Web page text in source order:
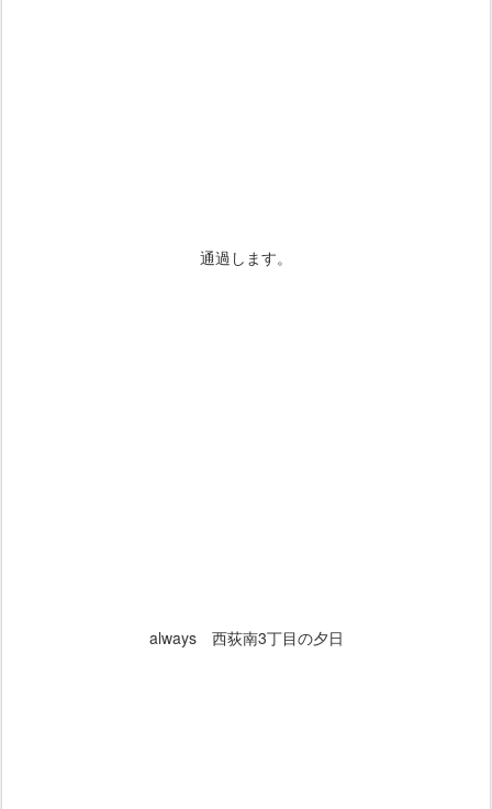
通過します。
always 西荻南3丁目の夕日